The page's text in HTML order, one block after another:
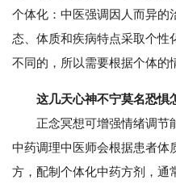
个体化：中医强调因人而异的
态、体质和疾病特点采取个性
不同的，所以需要根据个体的
这几天心神不宁莫名恐惧
正念冥想可增强情绪调节能
中药调理中医师会根据患者体
方，配制个体化中药方剂，通